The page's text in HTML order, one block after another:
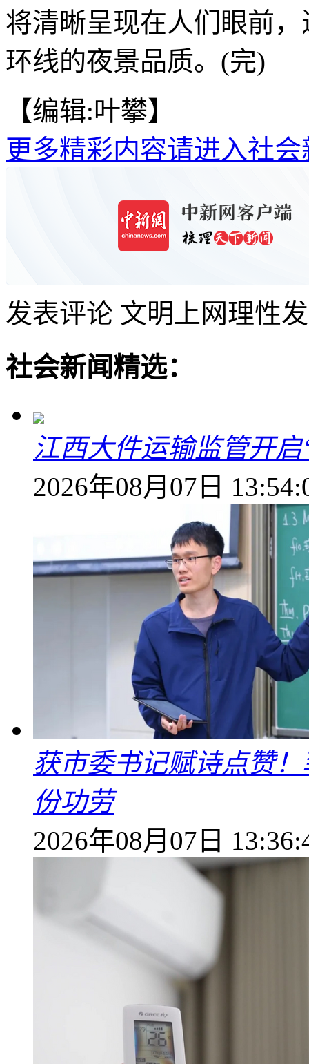
将清晰呈现在人们眼前
环线的夜景品质。(完)
【编辑:叶攀】
更多精彩内容请进入社会
发表评论 文明上网理性
社会新闻精选：
江西大件运输监管开
2026年08月07日
获市委书记赋诗点赞
份功劳
2026年08月07日